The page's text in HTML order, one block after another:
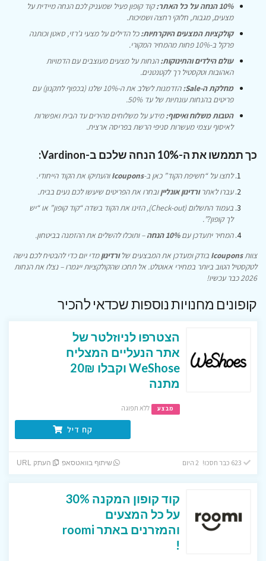
10% הנחה על כל האתר:
קוד קופון פעיל שמעניק לכם הנחה מיידית על
מצעים, מגבות, חלוקי רחצה ושמיכות.
קולקציות המצעים היוקרתיות:כל הדילים על מצעי ג’רזי, סאטן וכותנה
פרקל ב-10% פחות מהמחיר המקורי.
עולם הילדים והתינוקות:הנחות על מצעים מעוצבים עם הדמויות
האהובות וטקסטיל רך לקטנטנים.
מחלקת ה-Sale:
הזדמנות לשלב את ה-10% שלנו (בכפוף לתקנון) עם
פריטים בהנחות עונתיות של עד 50%.
הטבות משלוח ואיסוף:מידע על משלוחים מהירים עד הבית ואפשרות
לאיסוף עצמי מעשרות סניפי הרשת בפריסה ארצית.
כך תממשו את ה-10% הנחה שלכם ב-Vardinon:
לחצו על “חשיפת הקוד” כאן ב-Icouponsוהעתיקו את הקוד הייחודי.
עברו לאתרורדינון אונלייןובחרו את הפריטים שיעשו לכם נעים בבית.
בעמוד התשלום (Check-out), הזינו את הקוד בשדה “קוד קופון” או “יש
לך קופון?”.
המחיר יתעדכן עם10% הנחה
– ותוכלו להשלים את ההזמנה בביטחון.
צוותIcoupons בודק ומעדכן את המבצעים שלורדינוןמדי יום כדי להבטיח לכם גישה
לטקסטיל הטוב ביותר במחירי אאוטלט. אל תחכו שהקולקציות ייגמרו – נצלו את הנחות
2026 כבר עכשיו!
קופונים מחנויות נוספות שכדאי להכיר
הצטרפו לניוזלטר של
אתר הנעליים המצליח
WeShose וקבלו 20₪
מתנה
מבצע ללא תפוגה
קח דיל
שיתוף בוואטסאפ העתק URL
קוד קופון המקנה 30%
על כל המצעים
והמזרנים באתר roomi
!